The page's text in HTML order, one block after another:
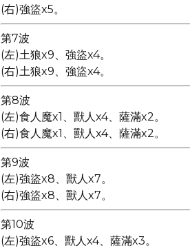
(右)強盜x5。
第7波
(左)土狼x9、強盜x4。
(右)土狼x9、強盜x4。
第8波
(左)食人魔x1、獸人x4、薩滿x2。
(右)食人魔x1、獸人x4、薩滿x2。
第9波
(左)強盜x8、獸人x7。
(右)強盜x8、獸人x7。
第10波
(左)強盜x6、獸人x4、薩滿x3。